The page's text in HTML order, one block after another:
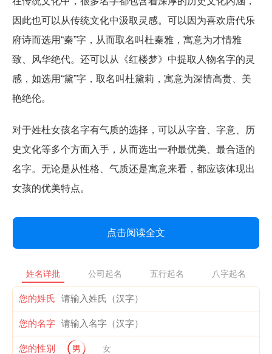
因此也可以从传统文化中汲取灵感。可以因为喜欢唐代乐
府诗而选用“秦”字，从而取名叫杜秦雅，寓意为才情雅
致、风华绝代。还可以从《红楼梦》中提取人物名字的灵
感，如选用“黛”字，取名叫杜黛莉，寓意为深情高贵、美
艳绝伦。
对于姓杜女孩名字有气质的选择，可以从字音、字意、历
史文化等多个方面入手，从而选出一种最优美、最合适的
名字。无论是从性格、气质还是寓意来看，都应该体现出
女孩的优美特点。
点击阅读全文
姓名详批 公司起名 五行起名 八字起名
您的姓氏
您的名字
您的性别 男 女